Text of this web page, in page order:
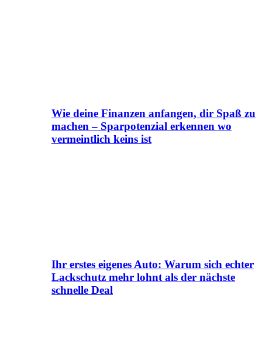
Wie deine Finanzen anfangen, dir Spaß zu
machen – Sparpotenzial erkennen wo
vermeintlich keins ist
Ihr erstes eigenes Auto: Warum sich echter
Lackschutz mehr lohnt als der nächste
schnelle Deal